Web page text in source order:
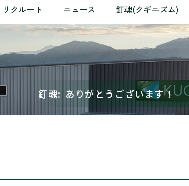
リクルート ニュース 釘魂(クギニズム)
釘魂: ありがとうございます！